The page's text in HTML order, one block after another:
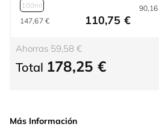
100ml
147,67 € 110,75 €
Ahorras 59,58 €
Total 178,25 €
Más Información